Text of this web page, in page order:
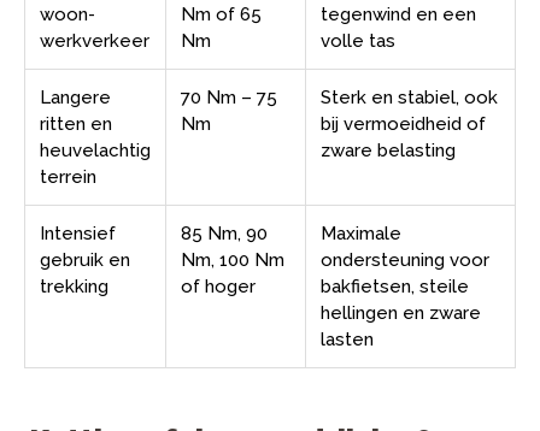
woon-
werkverkeer
Nm of 65
Nm
tegenwind en een
volle tas
Langere
ritten en
heuvelachtig
terrein
70 Nm – 75
Nm
Sterk en stabiel, ook
bij vermoeidheid of
zware belasting
Intensief
gebruik en
trekking
85 Nm, 90
Nm, 100 Nm
of hoger
Maximale
ondersteuning voor
bakfietsen, steile
hellingen en zware
lasten